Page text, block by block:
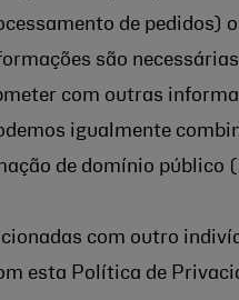
de
são
com outras
igualmente
de domínio público
com outro
esta Política de